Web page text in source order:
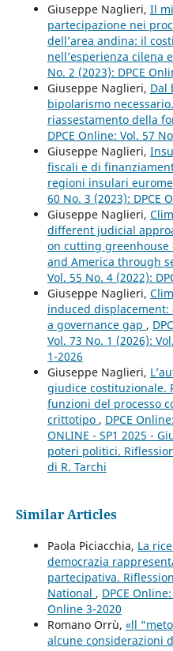
Giuseppe Naglieri, Il
partecipazione nei
dell’area andina: il
nell’esperienza cilena
No. 2 (2023): DPCE
Giuseppe Naglieri, Dal
bipolarismo
riassestamento della
DPCE Online: Vol. 57
Giuseppe Naglieri,
fiscali e di
regioni insulari
60 No. 3 (2023): DPCE
Giuseppe Naglieri,
different judicial
on cutting greenhouse
and America through
Vol. 55 No. 4 (2022):
Giuseppe Naglieri,
induced
a governance gap ,
Vol. 73 No. 1 (2026):
1-2026
Giuseppe Naglieri,
giudice costituzionale.
funzioni del processo
crittotipo , DPCE
ONLINE - SP1 2025 -
poteri politici.
di R. Tarchi
Similar Articles
Paola Piciacchia, La
democrazia
partecipativa.
National , DPCE
Online 3-2020
Romano Orrù, «ll
alcune considerazioni